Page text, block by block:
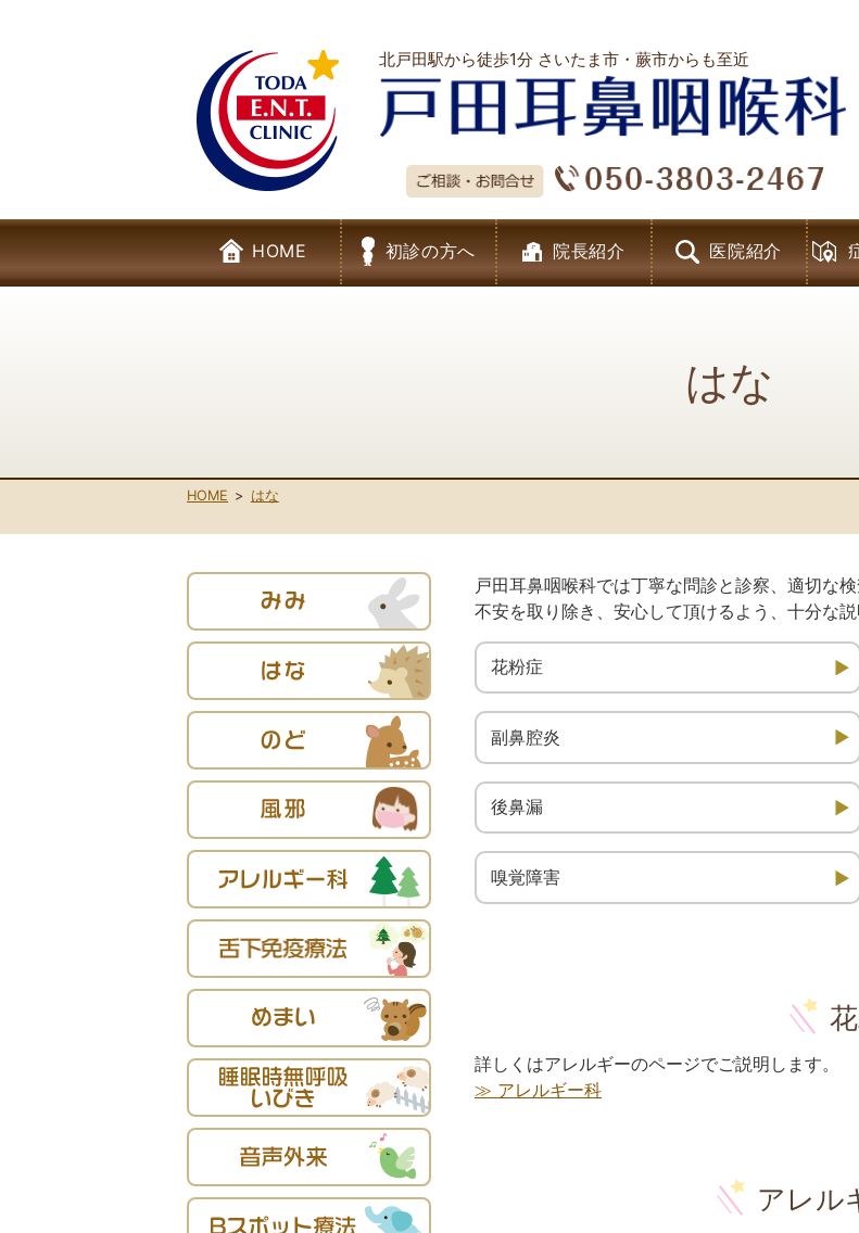
北戸田駅から徒歩1分 さいたま市・蕨市からも至近
HOME 初診の方へ 院長紹介 医院紹介
はな
HOME はな
戸田耳鼻咽喉科では丁寧な問診と診察、適切な
不安を取り除き、安心して頂けるよう、十分な説
花粉症
副鼻腔炎
後鼻漏
嗅覚障害
詳しくはアレルギーのページでご説明します。
≫ アレルギー科
アレル